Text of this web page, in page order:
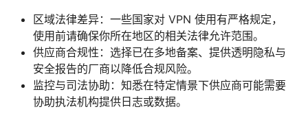
区域法律差异：一些国家对 VPN 使用有严格规定，
使用前请确保你所在地区的相关法律允许范围。
供应商合规性：选择已在多地备案、提供透明隐私与
安全报告的厂商以降低合规风险。
监控与司法协助：知悉在特定情景下供应商可能需要
协助执法机构提供日志或数据。